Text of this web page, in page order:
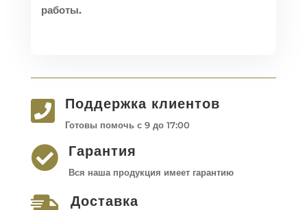
работы.
 Поддержка клиентов
Готовы помочь с 9 до 17:00
 Гарантия
Вся наша продукция имеет гарантию
Доставка